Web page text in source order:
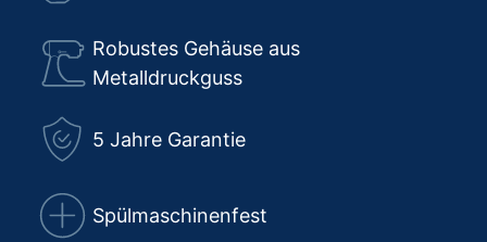
Robustes Gehäuse aus
Metalldruckguss
5 Jahre Garantie
Spülmaschinenfest